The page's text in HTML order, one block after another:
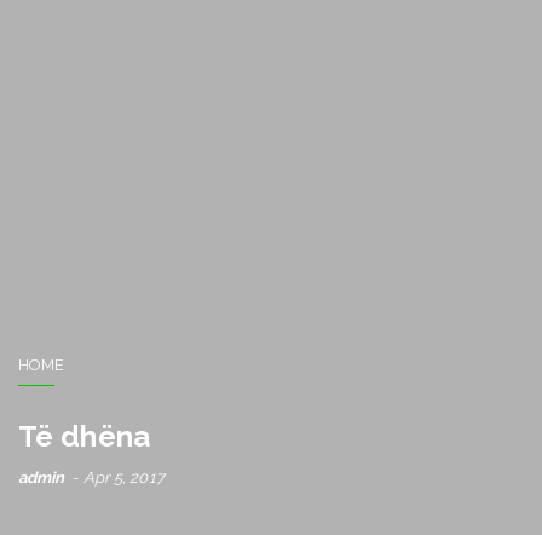
HOME
Të dhëna
admin Apr 5, 2017